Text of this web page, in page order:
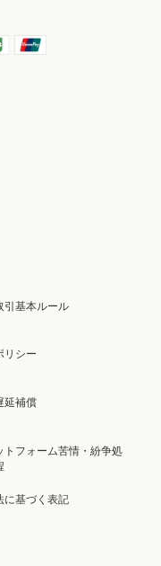
引基本ルール
リシー
延補償
トフォーム苦情・紛争処
に基づく表記